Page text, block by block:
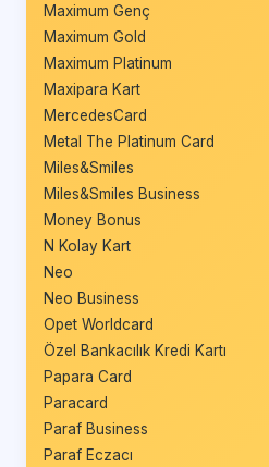
Maximum Genç
Maximum Gold
Maximum Platinum
Maxipara Kart
MercedesCard
Metal The Platinum Card
Miles&Smiles
Miles&Smiles Business
Money Bonus
N Kolay Kart
Neo
Neo Business
Opet Worldcard
Özel Bankacılık Kredi Kartı
Papara Card
Paracard
Paraf Business
Paraf Eczacı